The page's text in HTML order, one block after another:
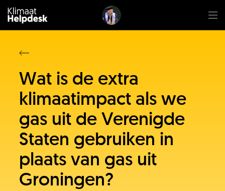
Wat is de extra
klimaatimpact als we
gas uit de Verenigde
Staten gebruiken in
plaats van gas uit
Groningen?